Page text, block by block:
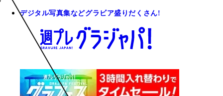
デジタル写真集などグラビア盛りだくさん!